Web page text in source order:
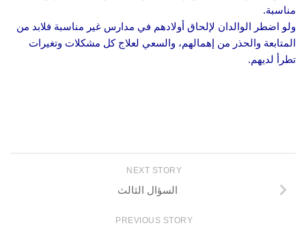
مناسبة.
ولو اضطر الوالدان لإلحاق أولادهم في مدارس غير مناسبة فلابد من
المتابعة والحذر من إهمالهم، والسعي لعلاج كل مشكلات وتغيرات
تطرأ لديهم.
NEXT STORY
السؤال الثالث
PREVIOUS STORY